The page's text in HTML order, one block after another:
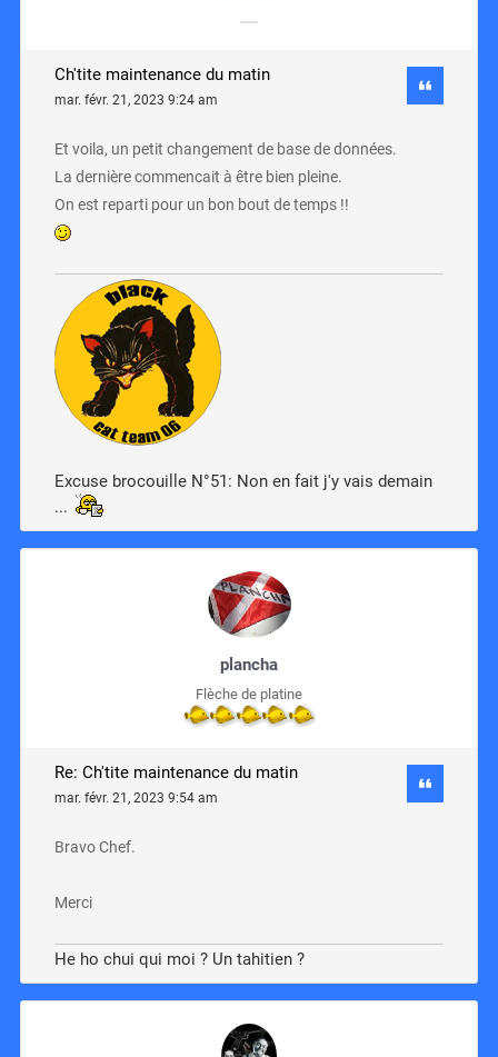
Ch'tite maintenance du matin
mar. févr. 21, 2023 9:24 am
Et voila, un petit changement de base de données.
La dernière commencait à être bien pleine.
On est reparti pour un bon bout de temps !!
Excuse brocouille N°51: Non en fait j'y vais demain
...
plancha
Flèche de platine
Re: Ch'tite maintenance du matin
mar. févr. 21, 2023 9:54 am
Bravo Chef.
Merci
He ho chui qui moi ? Un tahitien ?